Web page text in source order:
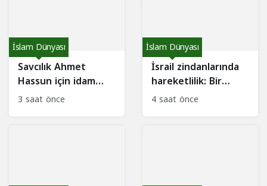
Savcılık Ahmet
Hassun için idam
istedi: Karar tarihi
İslam Dünyası
3 saat önce
İsrail zindanlarında
hareketlilik: Bir
haftada 6 Suriyeli
İslam Dünyası
4 saat önce